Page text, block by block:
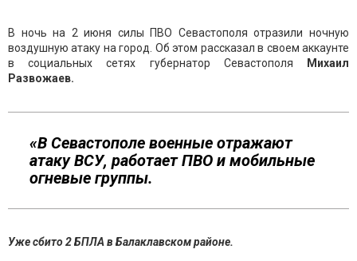
В ночь на 2 июня силы ПВО Севастополя отразили ночную
воздушную атаку на город. Об этом рассказал в своем аккаунте
в социальных сетях губернатор Севастополя
Михаил
Развожаев.
«В Севастополе военные отражают
атаку ВСУ, работает ПВО и мобильные
огневые группы.
Уже сбито 2 БПЛА в Балаклавском районе.